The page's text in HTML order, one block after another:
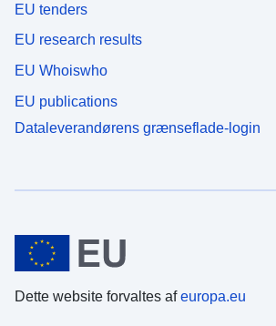
EU tenders
EU research results
EU Whoiswho
EU publications
Dataleverandørens grænseflade-login
Dette website forvaltes afeuropa.eu